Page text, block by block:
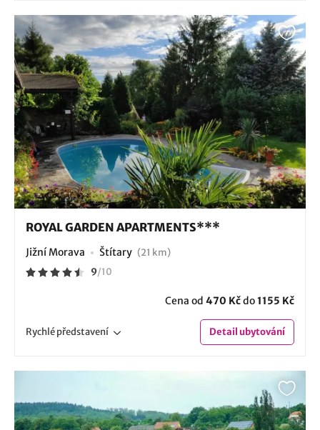
ROYAL GARDEN APARTMENTS***
Jižní Morava Štítary (21 km)
9/10
Cena od 470 Kčdo1155 Kč
Rychlépředstavení Detailubytování